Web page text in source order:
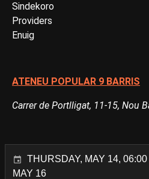
Sindekoro
Providers
Enuig
ATENEU POPULAR 9 BARRIS
Carrer de Portlligat, 11-15, Nou
THURSDAY, MAY 14,
MAY 16